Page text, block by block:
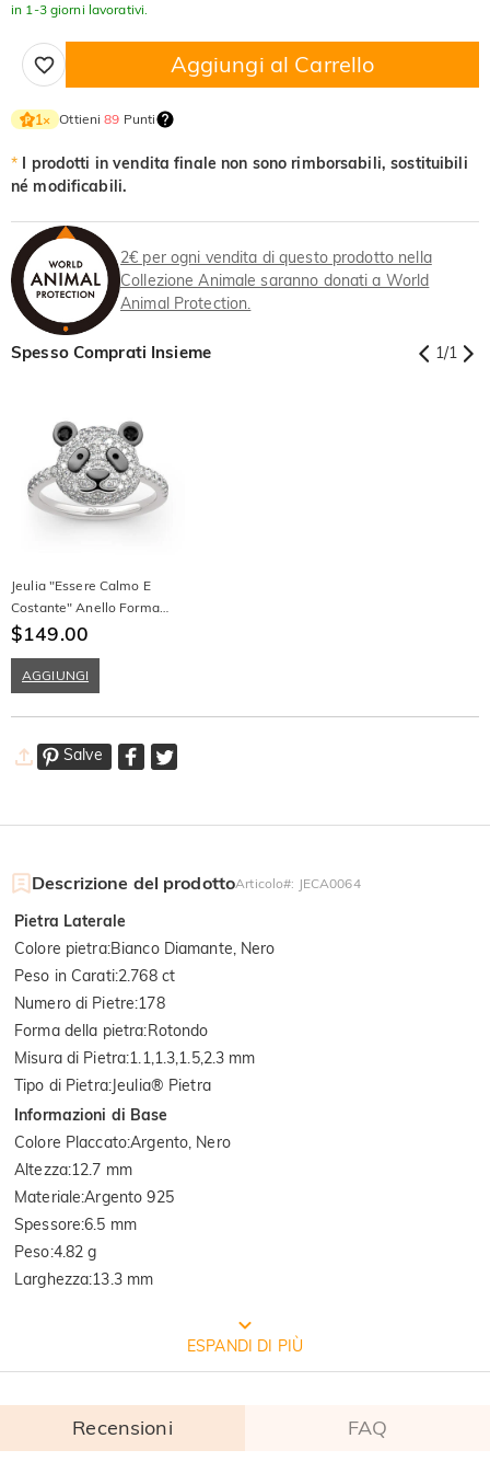
in 1-3 giorni lavorativi.
Aggiungi al Carrello
1× Ottieni89 Punti
*
I prodotti in vendita finale non sono rimborsabili, sostituibili
né modificabili.
2€ per ogni vendita di questo prodotto nella
Collezione Animale saranno donati a World
Animal Protection.
Spesso Comprati Insieme 1/1
Jeulia "Essere Calmo E
Costante" Anello Forma
Carino Panda In Argento
$149.00
AGGIUNGI
Salve
Descrizione del prodottoArticolo#: JECA0064
Pietra Laterale
Colore pietra:Bianco Diamante, Nero
Peso in Carati:2.768 ct
Numero di Pietre:178
Forma della pietra:Rotondo
Misura di Pietra:1.1,1.3,1.5,2.3 mm
Tipo di Pietra:Jeulia® Pietra
Informazioni di Base
Colore Placcato:Argento, Nero
Altezza:12.7 mm
Materiale:Argento 925
Spessore:6.5 mm
Peso:4.82 g
Larghezza:13.3 mm
CONFEZIONE GRATUITA JEULIA
ESPANDI DI PIÙ
Recensioni FAQ